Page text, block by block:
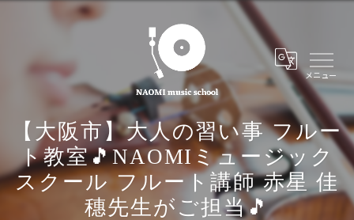
【大阪市】大人の習い事 フルー
ト教室🎵NAOMIミュージック
スクール フルート講師 赤星 佳
穗先生がご担当🎵